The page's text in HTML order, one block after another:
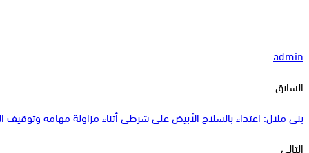
admin
السابق
بني ملال: اعتداء بالسلاح الأبيض على شرطي أثناء مزاولة مهامه وتوقيف
التالي